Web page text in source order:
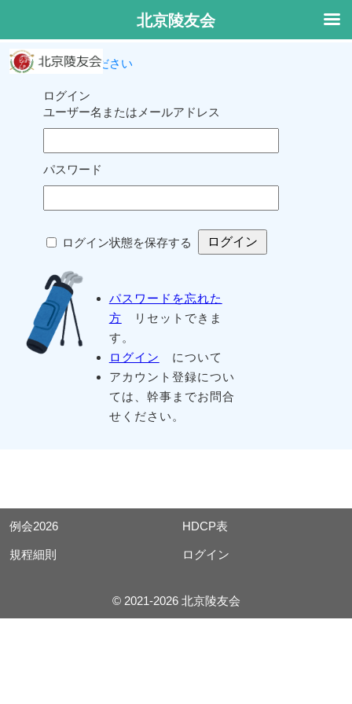
ログインしてください
ログイン
ユーザー名またはメールアドレス
パスワード
ログイン状態を保存する
パスワードを忘れた
方 リセットできま
す。
ログイン
について
アカウント登録につい
ては、幹事までお問合
せください。
例会2026 HDCP表
規程細則 ログイン
© 2021-2026 北京陵友会
北京陵友会